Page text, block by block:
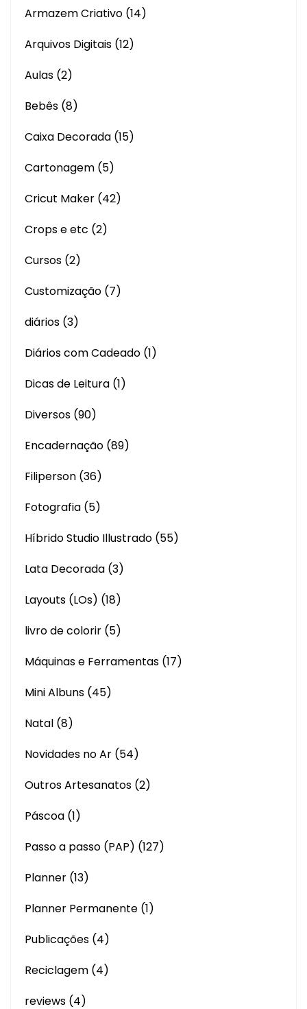
Armazem Criativo (14)
Arquivos Digitais (12)
Aulas (2)
Bebês (8)
Caixa Decorada (15)
Cartonagem (5)
Cricut Maker (42)
Crops e etc (2)
Cursos (2)
Customização (7)
diários (3)
Diários com Cadeado (1)
Dicas de Leitura (1)
Diversos (90)
Encadernação (89)
Filiperson (36)
Fotografia (5)
Híbrido Studio Illustrado (55)
Lata Decorada (3)
Layouts (LOs) (18)
livro de colorir (5)
Máquinas e Ferramentas (17)
Mini Albuns (45)
Natal (8)
Novidades no Ar (54)
Outros Artesanatos (2)
Páscoa (1)
Passo a passo (PAP) (127)
Planner (13)
Planner Permanente (1)
Publicações (4)
Reciclagem (4)
reviews (4)